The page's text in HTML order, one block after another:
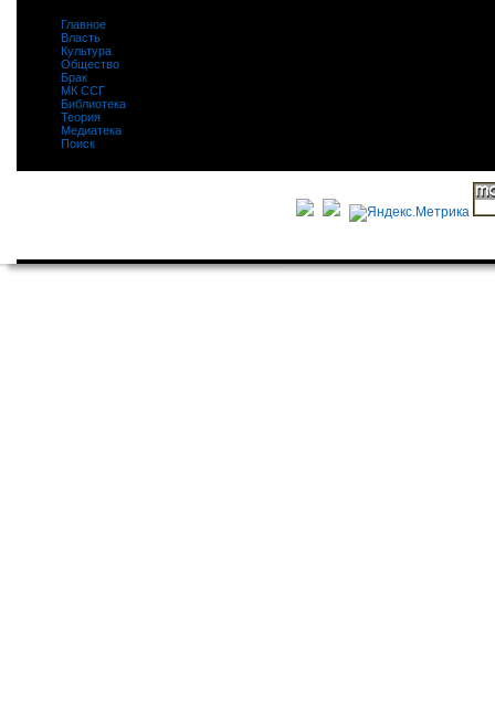
Главное
Власть
Культура
Общество
Брак
МК ССГ
Библиотека
Теория
Медиатека
Поиск